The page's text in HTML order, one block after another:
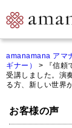
マイページ
ご来店&購入
amanamana アマ
ギナー）
>
『信
受講しました。演
る方、新しい世界
お客様の声